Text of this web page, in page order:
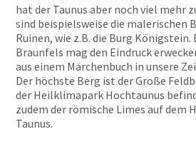
hat der Taunus aber noch viel mehr
sind beispielsweise die malerischen
Ruinen, wie z.B. die Burg Königstein.
Braunfels mag den Eindruck
aus einem Märchenbuch in unsere
Der höchste Berg ist der Große
der Heilklimapark Hochtaunus
zudem der römische Limes auf dem
Taunus.